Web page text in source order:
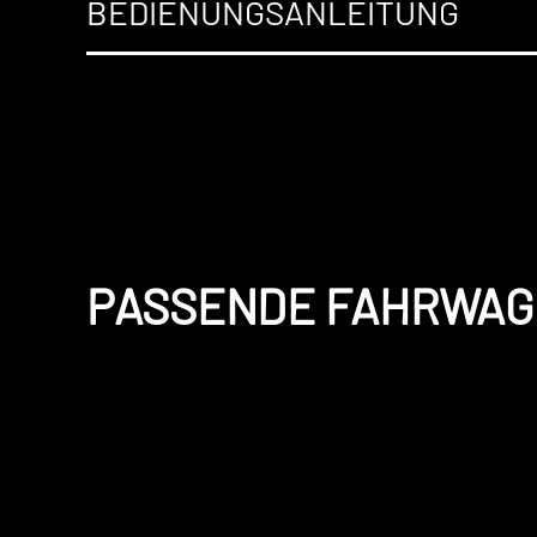
BEDIENUNGSANLEITUNG
PASSENDE